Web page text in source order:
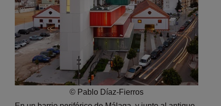
© Pablo Díaz-Fierros